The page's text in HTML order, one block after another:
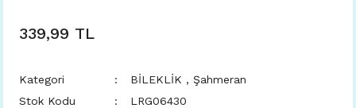
339,99 TL
Kategori BİLEKLİK , Şahmeran
Stok Kodu
LRG06430